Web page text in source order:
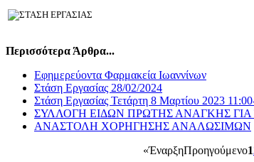
Περισσότερα Άρθρα...
Εφημερεύοντα Φαρμακεία Ιωαννίνων
Στάση Εργασίας 28/02/2024
Στάση Εργασίας Τετάρτη 8 Μαρτίου 2023
ΣΥΛΛΟΓΗ ΕΙΔΩΝ ΠΡΩΤΗΣ ΑΝΑΓΚΗΣ
ΑΝΑΣΤΟΛΗ ΧΟΡΗΓΗΣΗΣ ΑΝΑΛΩΣΙΜΩΝ
«ΈναρξηΠροηγούμενο1